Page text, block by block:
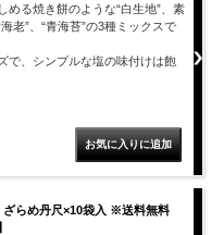
める焼き餅のような“白生地”、素
老”、“青海苔”の3種ミックスで
で、シンプルな塩の味付けは飽
ざらめ丹尺×10袋入 ※送料無料